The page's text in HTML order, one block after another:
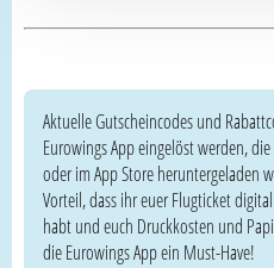
Aktuelle Gutscheincodes und
Eurowings App eingelöst werden,
oder im App Store heruntergeladen
Vorteil, dass ihr euer Flugticket
habt und euch Druckkosten und
die Eurowings App ein Must-Have!